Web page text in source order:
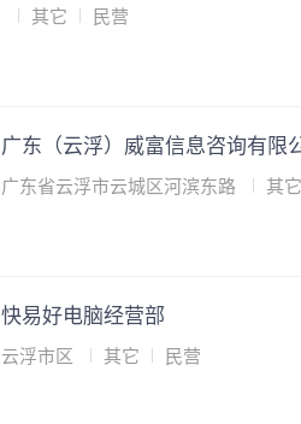
其它 民营
广东（云浮）威富信息咨询有限
广东省云浮市云城区河滨东路 其它
快易好电脑经营部
云浮市区 其它 民营